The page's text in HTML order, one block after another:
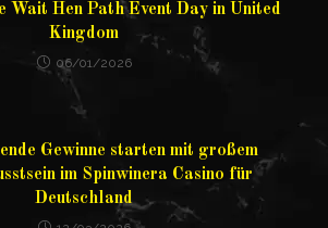
Wait Hen Path Event Day in United
Kingdom
06/01/2026
Gewinne starten mit großem
im Spinwinera Casino für
Deutschland